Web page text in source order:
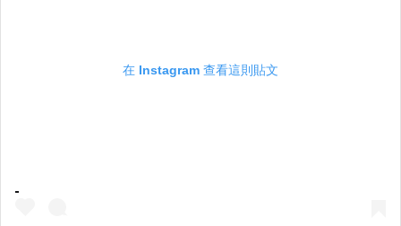
在 Instagram 查看這則貼文